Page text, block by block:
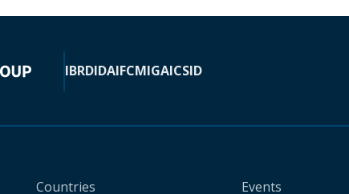
IBRDIDAIFCMIGAICSID
Countries Events